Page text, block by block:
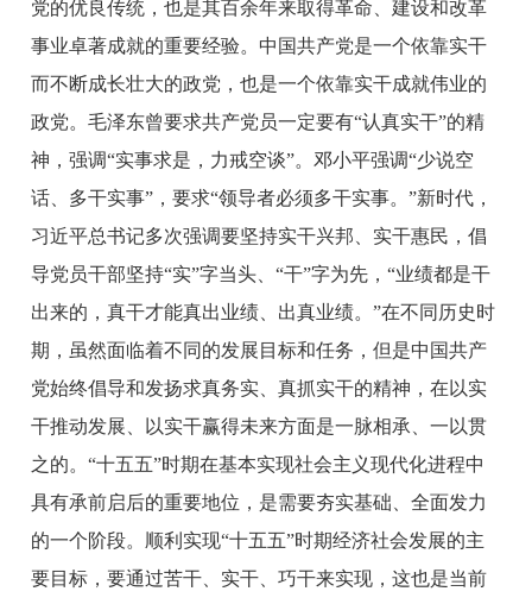
党的优良传统，也是其百余年来取得革命、建设和改革
事业卓著成就的重要经验。中国共产党是一个依靠实干
而不断成长壮大的政党，也是一个依靠实干成就伟业的
政党。毛泽东曾要求共产党员一定要有“认真实干”的精
神，强调“实事求是，力戒空谈”。邓小平强调“少说空
话、多干实事”，要求“领导者必须多干实事。”新时代，
习近平总书记多次强调要坚持实干兴邦、实干惠民，倡
导党员干部坚持“实”字当头、“干”字为先，“业绩都是干
出来的，真干才能真出业绩、出真业绩。”在不同历史时
期，虽然面临着不同的发展目标和任务，但是中国共产
党始终倡导和发扬求真务实、真抓实干的精神，在以实
干推动发展、以实干赢得未来方面是一脉相承、一以贯
之的。“十五五”时期在基本实现社会主义现代化进程中
具有承前启后的重要地位，是需要夯实基础、全面发力
的一个阶段。顺利实现“十五五”时期经济社会发展的主
要目标，要通过苦干、实干、巧干来实现，这也是当前